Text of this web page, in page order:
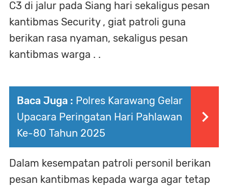
C3 di jalur pada Siang hari sekaligus pesan
kantibmas Security , giat patroli guna
berikan rasa nyaman, sekaligus pesan
kantibmas warga . .
Baca Juga : Polres Karawang Gelar
Upacara Peringatan Hari Pahlawan
Ke-80 Tahun 2025
Dalam kesempatan patroli personil berikan
pesan kantibmas kepada warga agar tetap